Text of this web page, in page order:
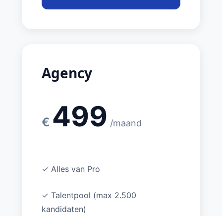
Agency
€ 499 /maand
✓ Alles van Pro
✓ Talentpool (max 2.500
kandidaten)